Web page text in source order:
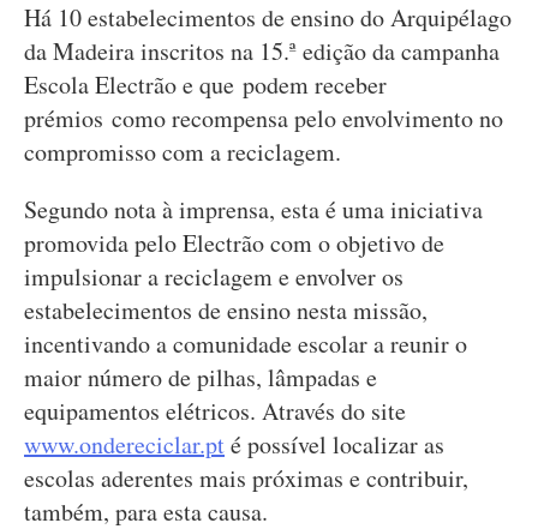
Há 10 estabelecimentos de ensino do Arquipélago
da Madeira inscritos na 15.ª edição da campanha
Escola Electrão e que podem receber
prémios como recompensa pelo envolvimento no
compromisso com a reciclagem.
Segundo nota à imprensa, esta é uma iniciativa
promovida pelo Electrão com o objetivo de
impulsionar a reciclagem e envolver os
estabelecimentos de ensino nesta missão,
incentivando a comunidade escolar a reunir o
maior número de pilhas, lâmpadas e
equipamentos elétricos. Através do site
www.ondereciclar.pté possível localizar as
escolas aderentes mais próximas e contribuir,
também, para esta causa.